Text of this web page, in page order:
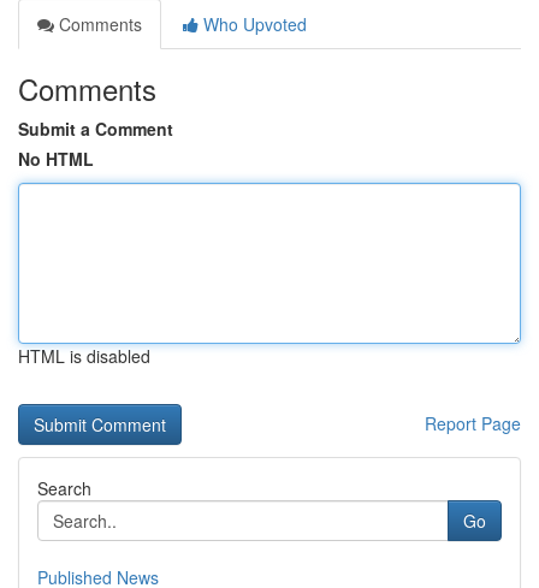
Comments
Who Upvoted
Comments
Submit a Comment
No HTML
HTML is disabled
Report Page
Search
Go
Published News